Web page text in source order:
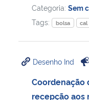
Categoria: Sem
Tags:
bolsa cal
Desenho Ind
Coordenação
recepção aos